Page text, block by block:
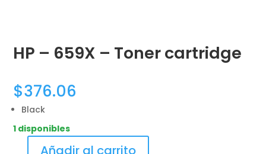
HP – 659X – Toner cartridge
$376.06
Black
1 disponibles
Añadir al carrito